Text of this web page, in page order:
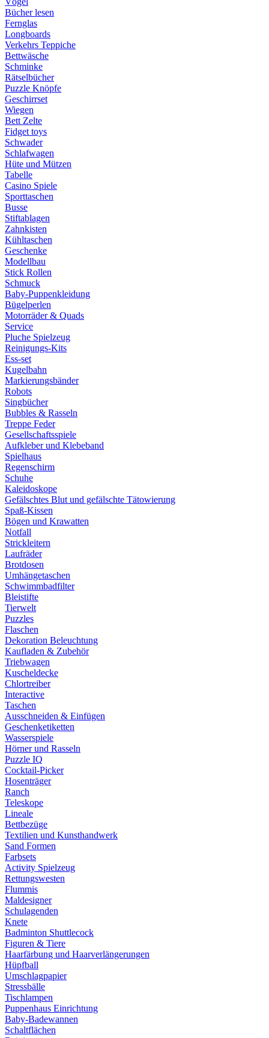
Bücher lesen
Fernglas
Longboards
Verkehrs Teppiche
Bettwäsche
Schminke
Rätselbücher
Puzzle Knöpfe
Geschirrset
Wiegen
Bett Zelte
Fidget toys
Schwader
Schlafwagen
Hüte und Mützen
Tabelle
Casino Spiele
Sporttaschen
Busse
Stiftablagen
Zahnkisten
Kühltaschen
Geschenke
Modellbau
Stick Rollen
Schmuck
Baby-Puppenkleidung
Bügelperlen
Motorräder & Quads
Service
Pluche Spielzeug
Reinigungs-Kits
Ess-set
Kugelbahn
Markierungsbänder
Robots
Singbücher
Bubbles & Rasseln
Treppe Feder
Gesellschaftsspiele
Aufkleber und Klebeband
Spielhaus
Regenschirm
Schuhe
Kaleidoskope
Gefälschtes Blut und gefälschte Tätowierung
Spaß-Kissen
Bögen und Krawatten
Notfall
Strickleitern
Laufräder
Brotdosen
Umhängetaschen
Schwimmbadfilter
Bleistifte
Tierwelt
Puzzles
Flaschen
Dekoration Beleuchtung
Kaufladen & Zubehör
Triebwagen
Kuscheldecke
Chlortreiber
Interactive
Taschen
Ausschneiden & Einfügen
Geschenketiketten
Wasserspiele
Hörner und Rasseln
Puzzle IQ
Cocktail-Picker
Hosenträger
Ranch
Teleskope
Lineale
Bettbezüge
Textilien und Kunsthandwerk
Sand Formen
Farbsets
Activity Spielzeug
Rettungswesten
Flummis
Maldesigner
Schulagenden
Knete
Badminton Shuttlecock
Figuren & Tiere
Haarfärbung und Haarverlängerungen
Hüpfball
Umschlagpapier
Stressbälle
Tischlampen
Puppenhaus Einrichtung
Baby-Badewannen
Schaltflächen